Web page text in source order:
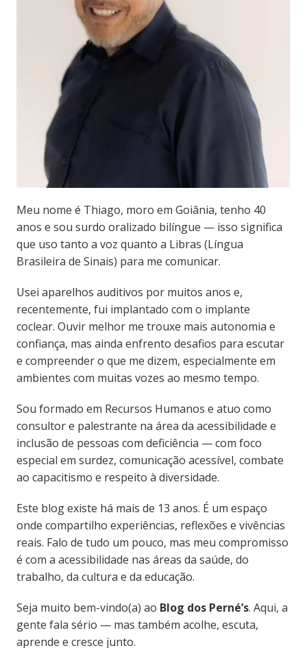
Meu nome é Thiago, moro em Goiânia, tenho 40
anos e sou surdo oralizado bilíngue — isso significa
que uso tanto a voz quanto a Libras (Língua
Brasileira de Sinais) para me comunicar.
Usei aparelhos auditivos por muitos anos e,
recentemente, fui implantado com o implante
coclear. Ouvir melhor me trouxe mais autonomia e
confiança, mas ainda enfrento desafios para escutar
e compreender o que me dizem, especialmente em
ambientes com muitas vozes ao mesmo tempo.
Sou formado em Recursos Humanos e atuo como
consultor e palestrante na área da acessibilidade e
inclusão de pessoas com deficiência — com foco
especial em surdez, comunicação acessível, combate
ao capacitismo e respeito à diversidade.
Este blog existe há mais de 13 anos. É um espaço
onde compartilho experiências, reflexões e vivências
reais. Falo de tudo um pouco, mas meu compromisso
é com a acessibilidade nas áreas da saúde, do
trabalho, da cultura e da educação.
Seja muito bem-vindo(a) ao Blog dos Perné’s. Aqui, a
gente fala sério — mas também acolhe, escuta,
aprende e cresce junto.